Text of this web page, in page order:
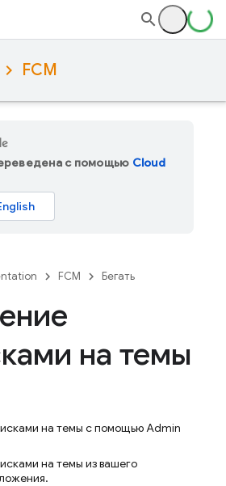
FCM
с помощью Cloud
FCM Бегать
на темы
на темы с помощью Admin
на темы из вашего